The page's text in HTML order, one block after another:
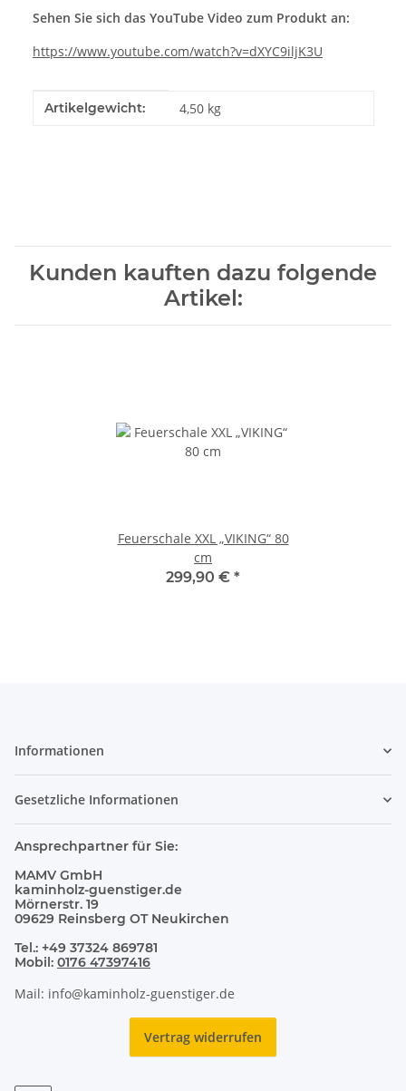
Sehen Sie sich das YouTube Video zum Produkt an:
https://www.youtube.com/watch?v=dXYC9iljK3U
Produkteigenschaft
Wert
Artikelgewicht: 4,50 kg
Kunden kauften dazu folgende
Artikel:
Feuerschale XXL „VIKING“ 80
cm
299,90 € *
Informationen
Gesetzliche Informationen
Ansprechpartner für Sie:
MAMV GmbH
kaminholz-guenstiger.de
Mörnerstr. 19
09629 Reinsberg OT Neukirchen
Tel.: +49 37324 869781
Mobil: 0176 47397416
Mail: info@kaminholz-guenstiger.de
Vertrag widerrufen